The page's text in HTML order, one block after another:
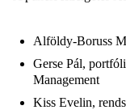
Alföldy-Boruss
Gerse Pál,
Management
Kiss Evelin,